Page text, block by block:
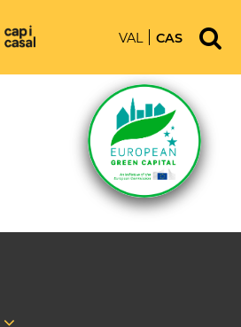
VAL CAS